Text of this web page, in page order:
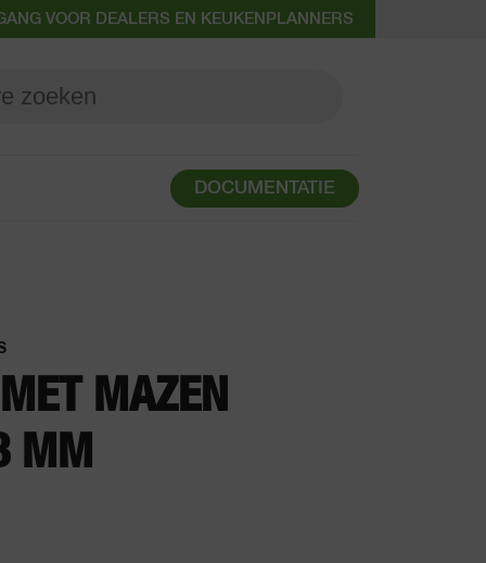
VOOR DEALERS EN KEUKENPLANNERS
DOCUMENTATIE
MAZEN
MM